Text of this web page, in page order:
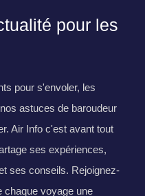
pour les
pour s'envoler, les
astuces de baroudeur
Air Info c'est avant tout
ses expériences,
ses conseils. Rejoignez-
chaque voyage une